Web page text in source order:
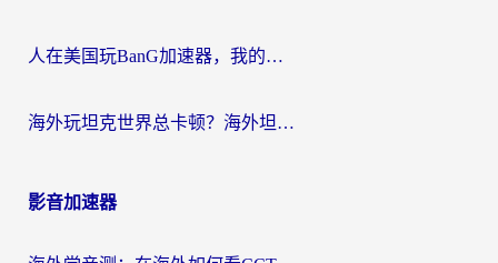
人在美国玩BanG加速器，我的延迟终于绿了
海外玩坦克世界总卡顿？海外坦克世界加速器有哪些？实测好用的选择在这里
影音加速器